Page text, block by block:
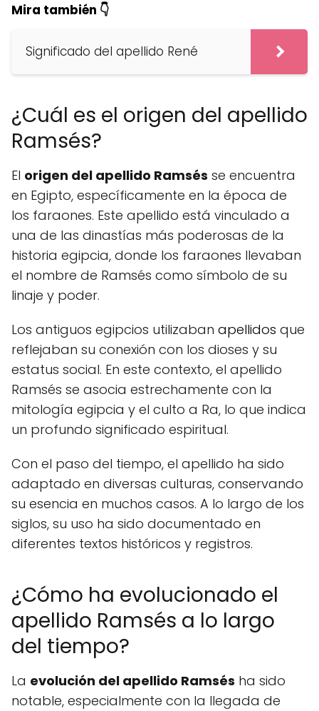
Mira también 👇
Significado del apellido René
¿Cuál es el origen del apellido
Ramsés?
El origen del apellido Ramsés se encuentra
en Egipto, específicamente en la época de
los faraones. Este apellido está vinculado a
una de las dinastías más poderosas de la
historia egipcia, donde los faraones llevaban
el nombre de Ramsés como símbolo de su
linaje y poder.
Los antiguos egipcios utilizaban apellidos que
reflejaban su conexión con los dioses y su
estatus social. En este contexto, el apellido
Ramsés se asocia estrechamente con la
mitología egipcia y el culto a Ra, lo que indica
un profundo significado espiritual.
Con el paso del tiempo, el apellido ha sido
adaptado en diversas culturas, conservando
su esencia en muchos casos. A lo largo de los
siglos, su uso ha sido documentado en
diferentes textos históricos y registros.
¿Cómo ha evolucionado el
apellido Ramsés a lo largo
del tiempo?
La evolución del apellido Ramsés ha sido
notable, especialmente con la llegada de